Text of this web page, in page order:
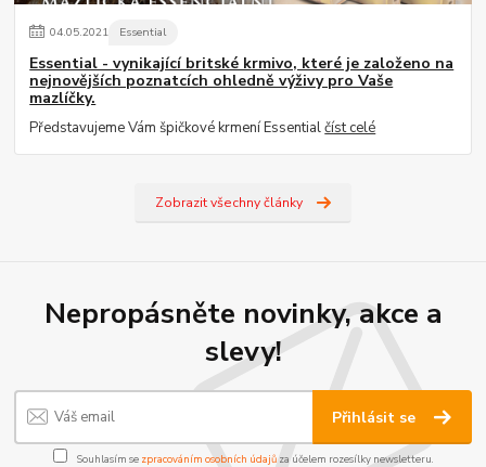
04.05.2021 Essential
Essential - vynikající britské krmivo, které je založeno na
nejnovějších poznatcích ohledně výživy pro Vaše
mazlíčky.
Představujeme Vám špičkové krmení Essentialčíst celé
Zobrazit všechny články
Nepropásněte novinky, akce a
slevy!
Přihlásit se
Souhlasím se zpracováním osobních údajůza účelem rozesílky newsletteru.